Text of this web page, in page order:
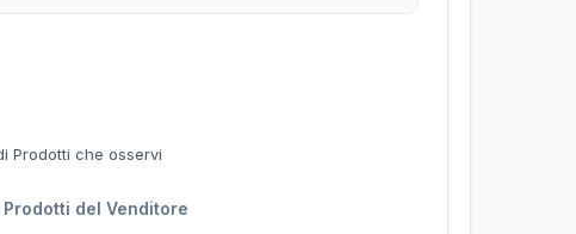
Prodotti che osservi
del Venditore